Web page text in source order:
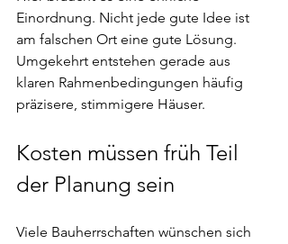
Einordnung. Nicht jede gute Idee ist
am falschen Ort eine gute Lösung.
Umgekehrt entstehen gerade aus
klaren Rahmenbedingungen häufig
präzisere, stimmigere Häuser.
Kosten müssen früh Teil
der Planung sein
Viele Bauherrschaften wünschen sich